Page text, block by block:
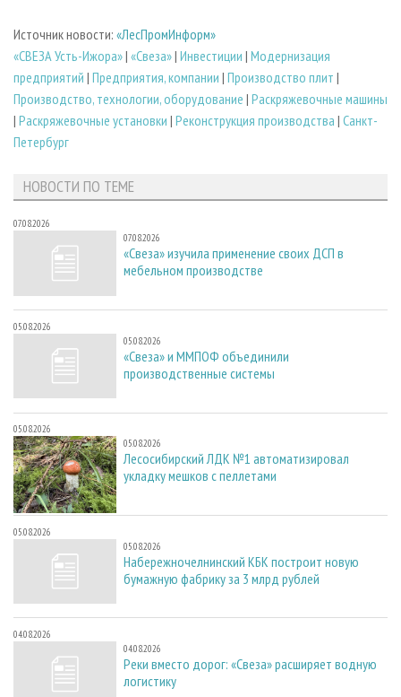
Источник новости: «ЛесПромИнформ»
«СВЕЗА Усть-Ижора»| «Свеза»| Инвестиции | Модернизация
предприятий | Предприятия, компании | Производство плит |
Производство, технологии, оборудование | Раскряжевочные машины
| Раскряжевочные установки | Реконструкция производства | Санкт-
Петербург
НОВОСТИ ПО ТЕМЕ
07.08.2026
07.08.2026
«Свеза» изучила применение своих ДСП в
мебельном производстве
05.08.2026
05.08.2026
«Свеза» и ММПОФ объединили
производственные системы
05.08.2026
05.08.2026
Лесосибирский ЛДК №1 автоматизировал
укладку мешков с пеллетами
05.08.2026
05.08.2026
Набережночелнинский КБК построит новую
бумажную фабрику за 3 млрд рублей
04.08.2026
04.08.2026
Реки вместо дорог: «Свеза» расширяет водную
логистику